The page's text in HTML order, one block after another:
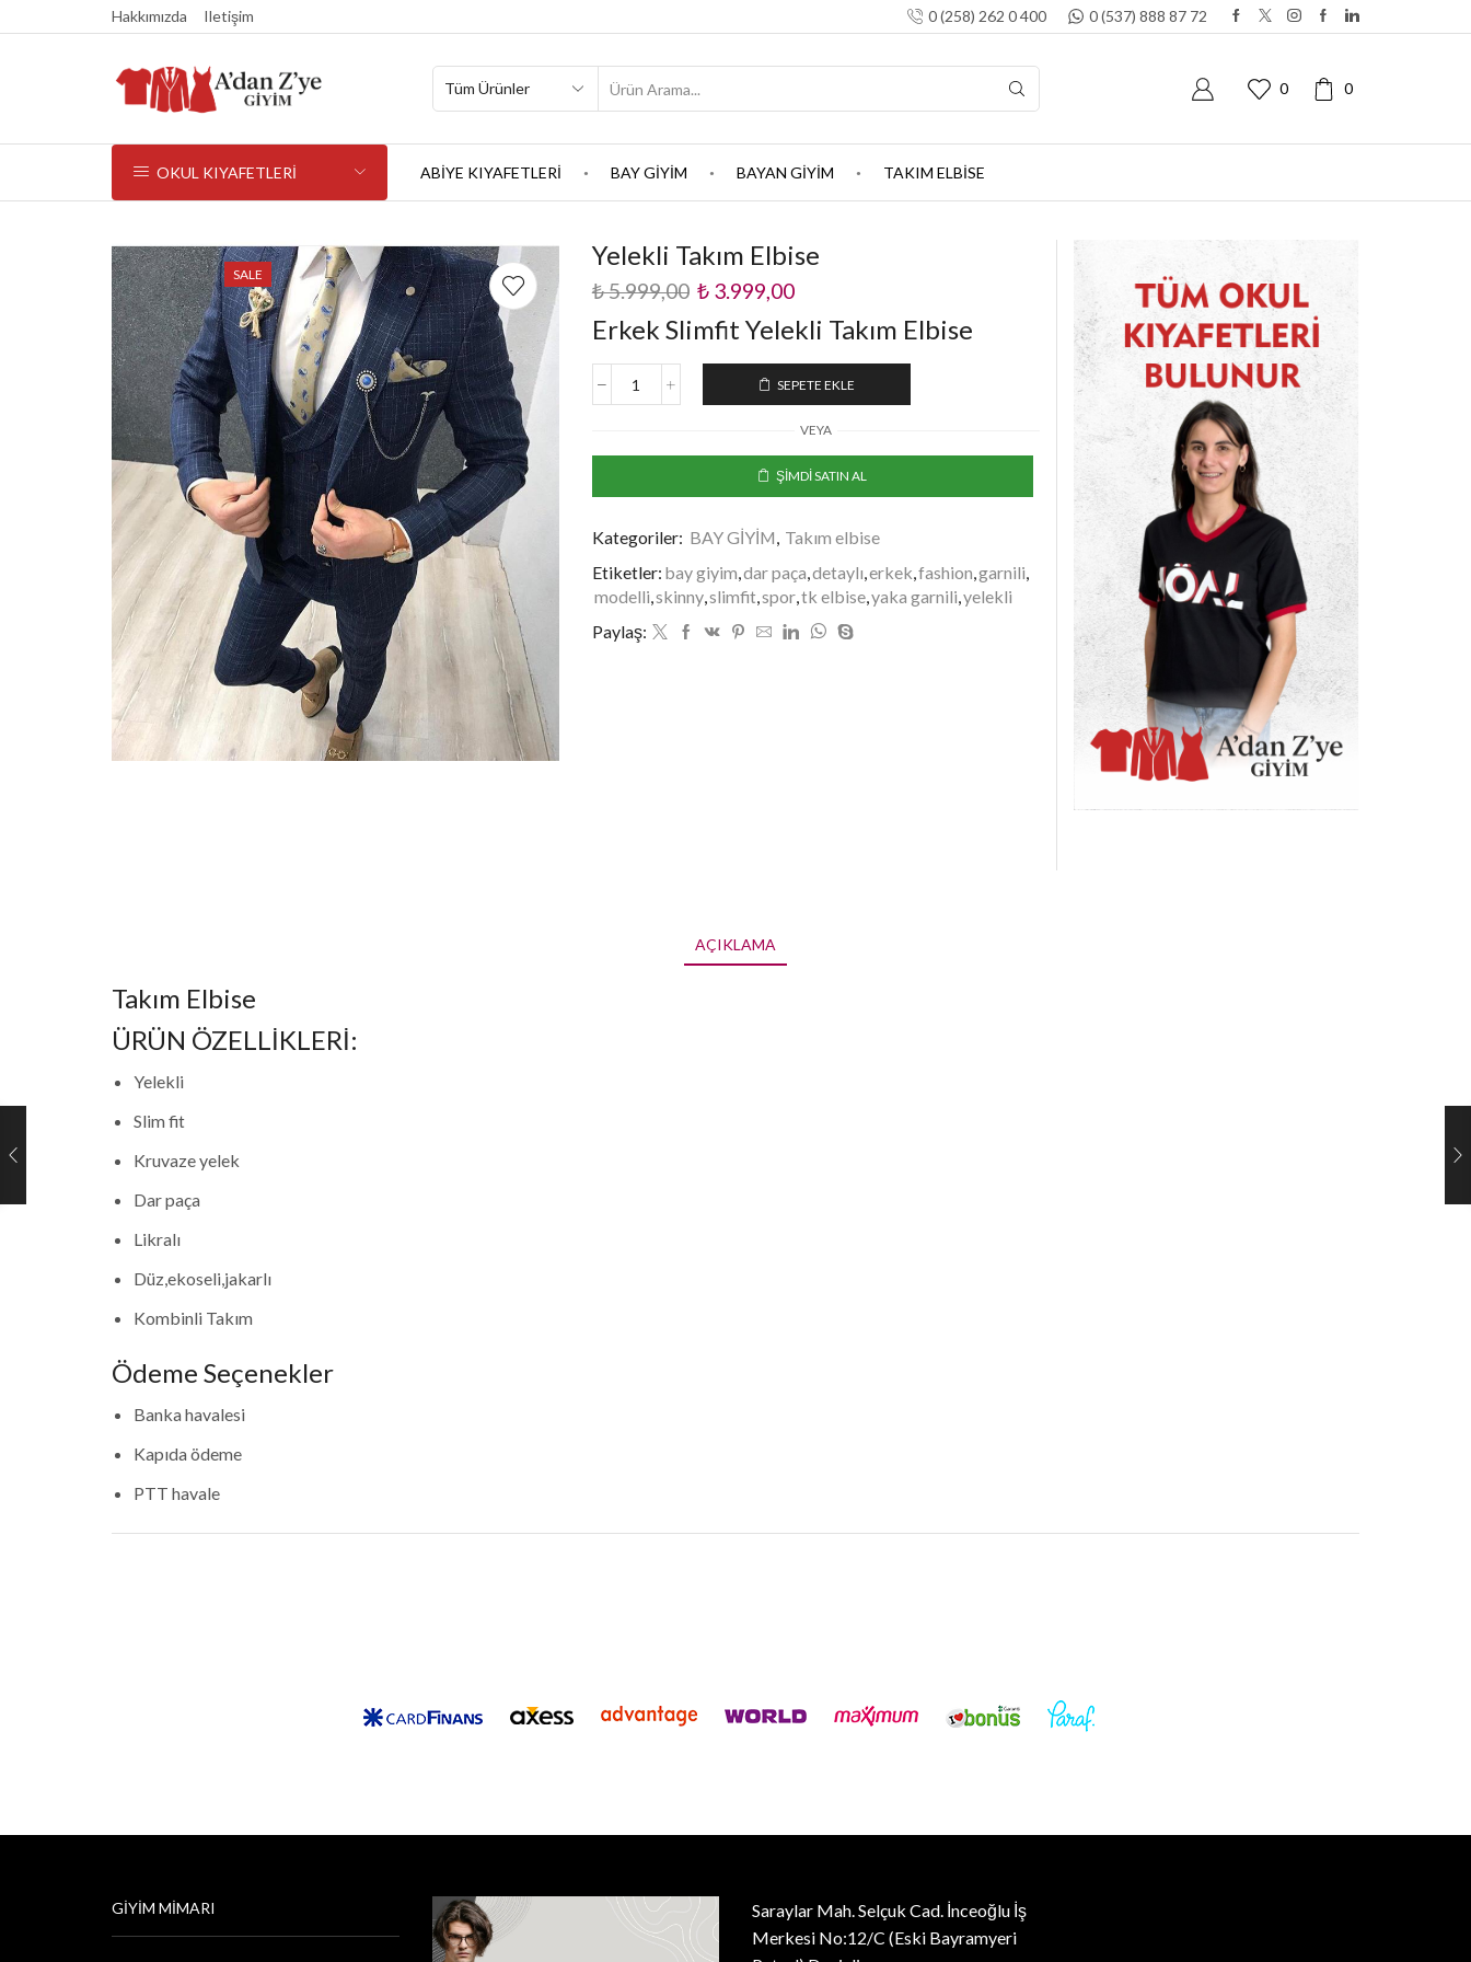
Hakkımızda Iletişim 0 (258) 262 0 400 0 (537) 888 87 72
0 0
OKUL KIYAFETLERİ ABİYE KIYAFETLERİ BAY GİYİM BAYAN GİYİM TAKIM ELBİSE
SALE
Yelekli Takım Elbise
₺5.999,00 ₺3.999,00
Erkek Slimfit Yelekli Takım Elbise
SEPETE EKLE
VEYA
ŞIMDI SATIN AL
Kategoriler: BAY GİYİM Takım elbise
Etiketler: bay giyim dar paça detaylı erkek fashion garnili
modelli skinny, slimfit spor, tk elbise, yaka garnili yelekli
Paylaş:
AÇIKLAMA
Takım Elbise
ÜRÜN ÖZELLİKLERİ:
Yelekli
Slim fit
Kruvaze yelek
Dar paça
Likralı
Düz,ekoseli,jakarlı
Kombinli Takım
Ödeme Seçenekler
Banka havalesi
Kapıda ödeme
PTT havale
GIYIM MIMARI
Saraylar Mah. Selçuk Cad. İnceoğlu İş
Merkesi No:12/C (Eski Bayramyeri